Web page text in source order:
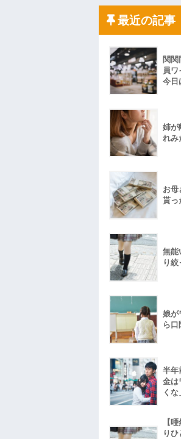
ハードオフに売
「こんな高いの？
私「ちょっと、
果・・・
私「初めて飲む
【GIF】JSのカ
後続車にクラク
んだ！降りてこい
【衝撃】報酬
【ネット騒然】
ｗｗｗｗｗｗｗｗ
【愕然】白のク
wwwwwwwwwwww
【悲報】佐藤輝
最近の記事
関
員ワ
今日
姉が
れみ
お母
貰っ
無能
り
娘が
ら口
半年
金は
くな
【
り